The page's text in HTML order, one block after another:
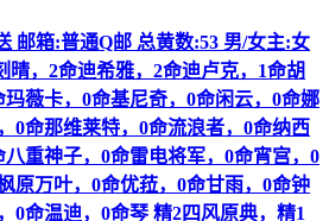
邮箱:普通Q邮 总黄数:53 男/女主:女
晴，2命迪希雅，2命迪卢克，1命胡
薇卡，0命基尼奇，0命闲云，0命娜
0命那维莱特，0命流浪者，0命纳西
重神子，0命雷电将军，0命宵宫，0
原万叶，0命优菈，0命甘雨，0命钟
0命温迪，0命琴 精2四风原典，精1